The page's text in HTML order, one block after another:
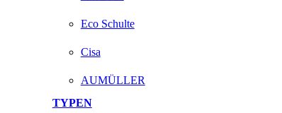
Eco Schulte
Cisa
AUMÜLLER
TYPEN